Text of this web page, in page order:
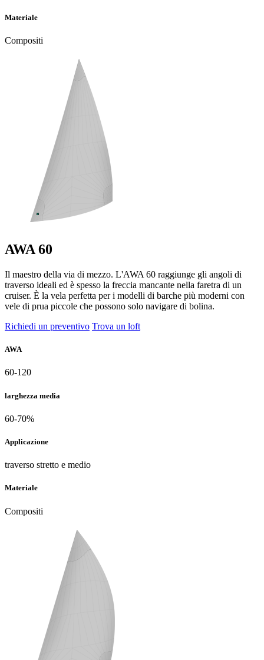
Materiale
Compositi
AWA 60
Il maestro della via di mezzo. L'AWA 60 raggiunge gli angoli di
traverso ideali ed è spesso la freccia mancante nella faretra di un
cruiser. È la vela perfetta per i modelli di barche più moderni con
vele di prua piccole che possono solo navigare di bolina.
Richiedi un preventivo Trova un loft
AWA
60-120
larghezza media
60-70%
Applicazione
traverso stretto e medio
Materiale
Compositi